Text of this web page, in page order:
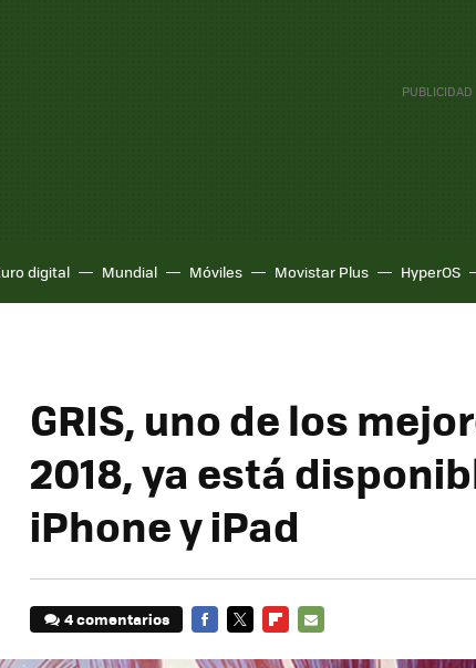
digital Mundial Móviles Movistar Plus HyperOS
GRIS, uno de los
2018, ya está
iPhone y iPad
4 comentarios